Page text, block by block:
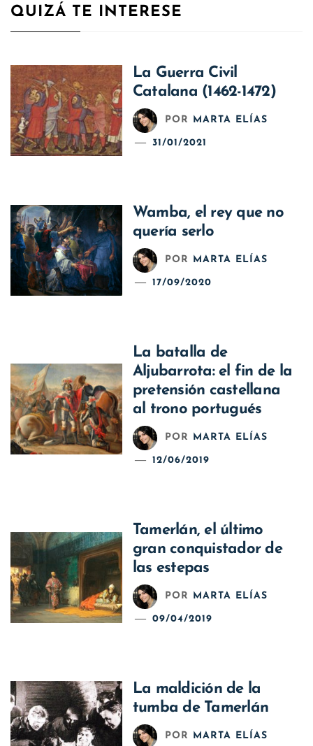
QUIZÁ TE INTERESE
La Guerra Civil
Catalana (1462-1472)
POR MARTA ELÍAS
31/01/2021
Wamba, el rey que no
quería serlo
POR MARTA ELÍAS
17/09/2020
La batalla de
Aljubarrota: el fin de la
pretensión castellana
al trono portugués
POR MARTA ELÍAS
12/06/2019
Tamerlán, el último
gran conquistador de
las estepas
POR MARTA ELÍAS
09/04/2019
La maldición de la
tumba de Tamerlán
POR MARTA ELÍAS